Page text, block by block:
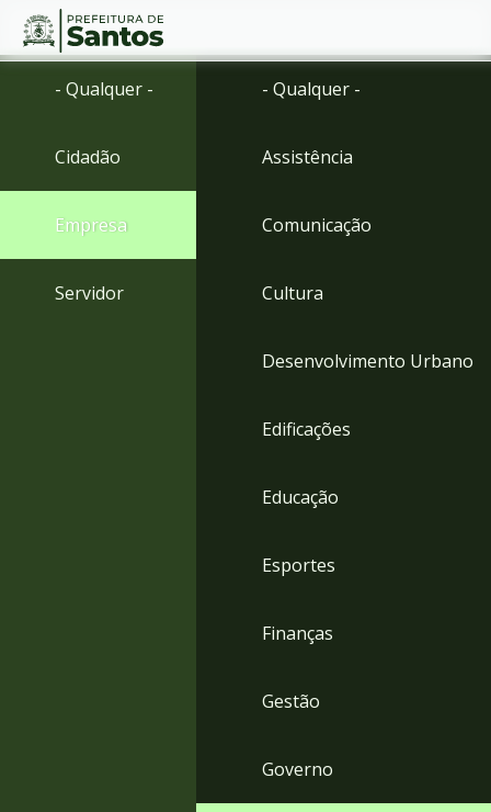
Ir
Ir
menu
Conteúdo
- Qualquer -
Cidadão
Empresa
Servidor
- Qualquer -
Assistência
Comunicação
Cultura
Desenvolvimento Urbano
Edificações
Educação
Esportes
Finanças
Gestão
Governo